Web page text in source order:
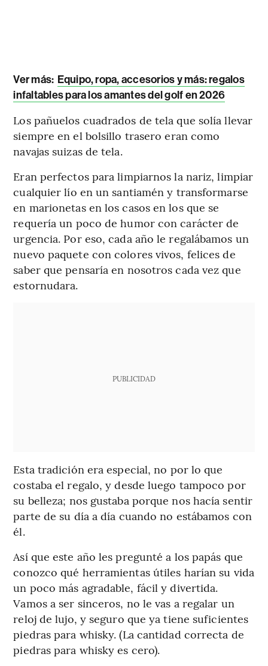
Ver más: Equipo, ropa, accesorios y más: regalos
infaltables para los amantes del golf en 2026
Los pañuelos cuadrados de tela que solía llevar
siempre en el bolsillo trasero eran como
navajas suizas de tela.
Eran perfectos para limpiarnos la nariz, limpiar
cualquier lío en un santiamén y transformarse
en marionetas en los casos en los que se
requería un poco de humor con carácter de
urgencia. Por eso, cada año le regalábamos un
nuevo paquete con colores vivos, felices de
saber que pensaría en nosotros cada vez que
estornudara.
PUBLICIDAD
Esta tradición era especial, no por lo que
costaba el regalo, y desde luego tampoco por
su belleza; nos gustaba porque nos hacía sentir
parte de su día a día cuando no estábamos con
él.
Así que este año les pregunté a los papás que
conozco qué herramientas útiles harían su vida
un poco más agradable, fácil y divertida.
Vamos a ser sinceros, no le vas a regalar un
reloj de lujo, y seguro que ya tiene suficientes
piedras para whisky. (La cantidad correcta de
piedras para whisky es cero).